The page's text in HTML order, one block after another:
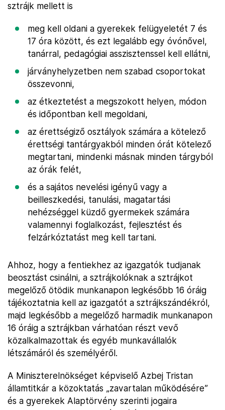
sztrájk mellett is
meg kell oldani a gyerekek felügyeletét 7 és
17 óra között, és ezt legalább egy óvónővel,
tanárral, pedagógiai asszisztenssel kell ellátni,
járványhelyzetben nem szabad csoportokat
összevonni,
az étkeztetést a megszokott helyen, módon
és időpontban kell megoldani,
az érettségiző osztályok számára a kötelező
érettségi tantárgyakból minden órát kötelező
megtartani, mindenki másnak minden tárgyból
az órák felét,
és a sajátos nevelési igényű vagy a
beilleszkedési, tanulási, magatartási
nehézséggel küzdő gyermekek számára
valamennyi foglalkozást, fejlesztést és
felzárkóztatást meg kell tartani.
Ahhoz, hogy a fentiekhez az igazgatók tudjanak
beosztást csinálni, a sztrájkolóknak a sztrájkot
megelőző ötödik munkanapon legkésőbb 16 óráig
tájékoztatnia kell az igazgatót a sztrájkszándékról,
majd legkésőbb a megelőző harmadik munkanapon
16 óráig a sztrájkban várhatóan részt vevő
közalkalmazottak és egyéb munkavállalók
létszámáról és személyéről.
A Miniszterelnökséget képviselő Azbej Tristan
államtitkár a közoktatás „zavartalan működésére”
és a gyerekek Alaptörvény szerinti jogaira